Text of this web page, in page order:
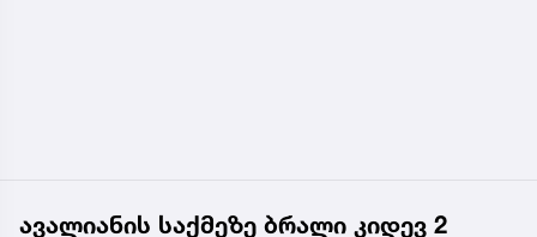
ავალიანის საქმეზე ბრალი კიდევ 2